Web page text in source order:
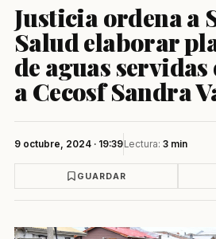
Justicia ordena a
Salud elaborar
de aguas servidas
a Cecosf Sandra
9 octubre, 2024 · 19:39Lectura: 3 min
GUARDAR